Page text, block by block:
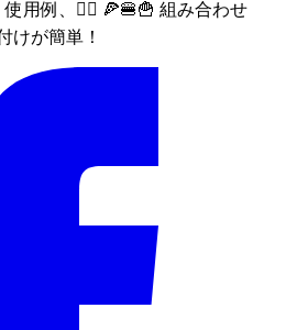
用例、🙅‍♀️ 🍕🍔🍟 組み合わせ
けが簡単！